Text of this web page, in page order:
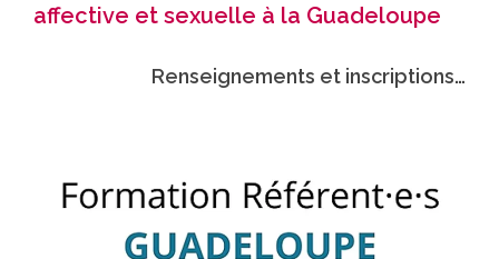
affective et sexuelle à la Guadeloupe
Renseignements et inscriptions…